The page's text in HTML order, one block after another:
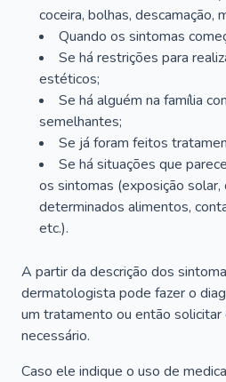
coceira, bolhas, descamação,
Quando os sintomas
Se há restrições para
estéticos;
Se há alguém na família
semelhantes;
Se já foram feitos
Se há situações que
os sintomas (exposição solar,
determinados alimentos,
etc.).
A partir da descrição dos
dermatologista pode fazer o
um tratamento ou então
necessário.
Caso ele indique o uso de